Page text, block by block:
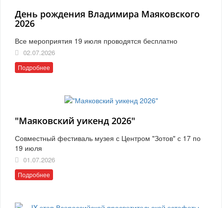
День рождения Владимира Маяковского
2026
Все мероприятия 19 июля проводятся бесплатно
02.07.2026
Подробнее
"Маяковский уикенд 2026"
Совместный фестиваль музея с Центром "Зотов" с 17 по
19 июля
01.07.2026
Подробнее